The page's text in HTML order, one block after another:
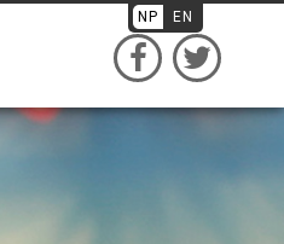
NP EN